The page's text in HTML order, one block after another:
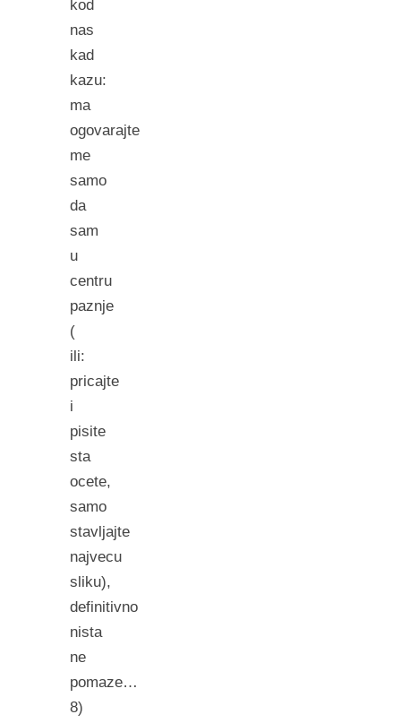
kod
nas
kad
kazu:
ma
ogovarajte
me
samo
da
sam
u
centru
paznje
(
ili:
pricajte
i
pisite
sta
ocete,
samo
stavljajte
najvecu
sliku),
definitivno
nista
ne
pomaze…
8)